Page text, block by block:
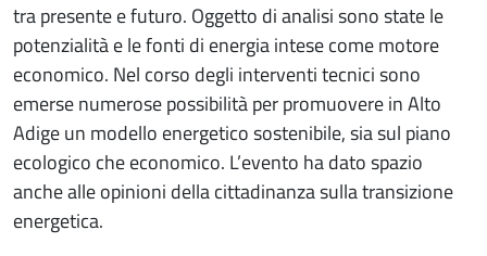
tra presente e futuro. Oggetto di analisi sono state le
potenzialità e le fonti di energia intese come motore
economico. Nel corso degli interventi tecnici sono
emerse numerose possibilità per promuovere in Alto
Adige un modello energetico sostenibile, sia sul piano
ecologico che economico. L’evento ha dato spazio
anche alle opinioni della cittadinanza sulla transizione
energetica.